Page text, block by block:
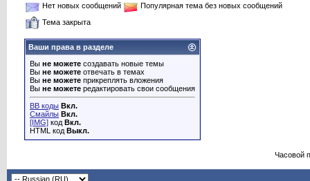
Нет новых сообщений
Популярная тема без новых сообщений
Тема закрыта
Ваши права в разделе
Вы не можете создавать новые темы
Вы не можете отвечать в темах
Вы не можете прикреплять вложения
Вы не можете редактировать свои сообщения
BB коды Вкл.
Смайлы Вкл.
[IMG] код Вкл.
HTML код Выкл.
Часовой